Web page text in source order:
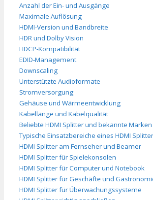
Anzahl der Ein- und Ausgänge
Maximale Auflösung
HDMI-Version und Bandbreite
HDR und Dolby Vision
HDCP-Kompatibilität
EDID-Management
Downscaling
Unterstützte Audioformate
Stromversorgung
Gehäuse und Wärmeentwicklung
Kabellänge und Kabelqualität
Beliebte HDMI Splitter und bekannte
Typische Einsatzbereiche eines HDMI
HDMI Splitter am Fernseher und Beamer
HDMI Splitter für Spielekonsolen
HDMI Splitter für Computer und Notebook
HDMI Splitter für Geschäfte und
HDMI Splitter für Überwachungssysteme